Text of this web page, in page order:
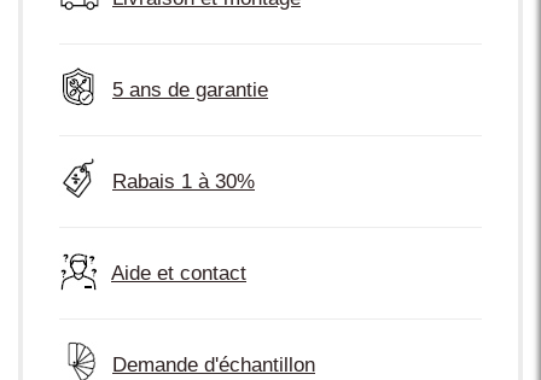
5 ans de garantie
Rabais 1 à 30%
Aide et contact
Demande d'échantillon